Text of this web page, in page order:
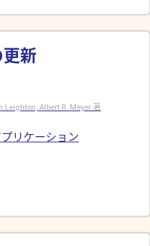
新
Leighton, Albert R. Meyer 著
リケーション